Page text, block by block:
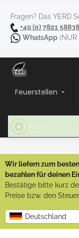
Fragen? Das YERD
+49 (0) 7821
WhatsApp (NUR
Feuerstellen
Wir liefern zum
bezahlen für deinen
Bestätige bitte kurz
Preise bzw. den
Deutschland